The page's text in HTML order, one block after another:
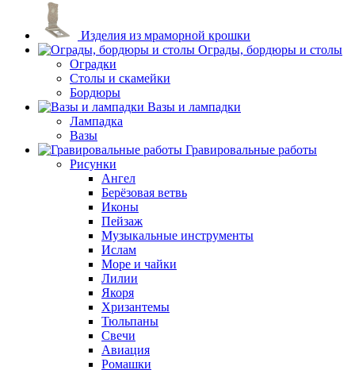
Изделия из мраморной крошки
Ограды, бордюры и столы
Оградки
Столы и скамейки
Бордюры
Вазы и лампадки
Лампадка
Вазы
Гравировальные работы
Рисунки
Ангел
Берёзовая ветвь
Иконы
Пейзаж
Музыкальные инструменты
Ислам
Море и чайки
Лилии
Якоря
Хризантемы
Тюльпаны
Свечи
Авиация
Ромашки